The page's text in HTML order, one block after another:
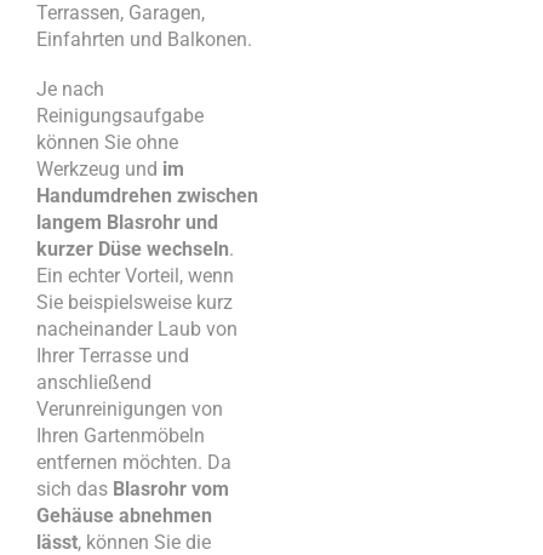
Terrassen, Garagen,
Einfahrten und Balkonen.
Je nach
Reinigungsaufgabe
können Sie ohne
Werkzeug und im
Handumdrehen zwischen
langem Blasrohr und
kurzer Düse wechseln.
Ein echter Vorteil, wenn
Sie beispielsweise kurz
nacheinander Laub von
Ihrer Terrasse und
anschließend
Verunreinigungen von
Ihren Gartenmöbeln
entfernen möchten. Da
sich das Blasrohr vom
Gehäuse abnehmen
lässt, können Sie die